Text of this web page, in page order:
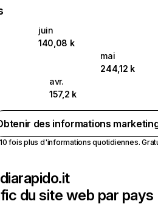
juin
140,08 k
mai
244,12 k
avr.
157,2 k
des informations
10 fois plus d'informations quotidiennes.
du site web par pays